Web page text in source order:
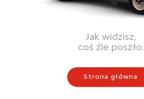
Jak widzisz,
coś źle poszło.
Strona główna